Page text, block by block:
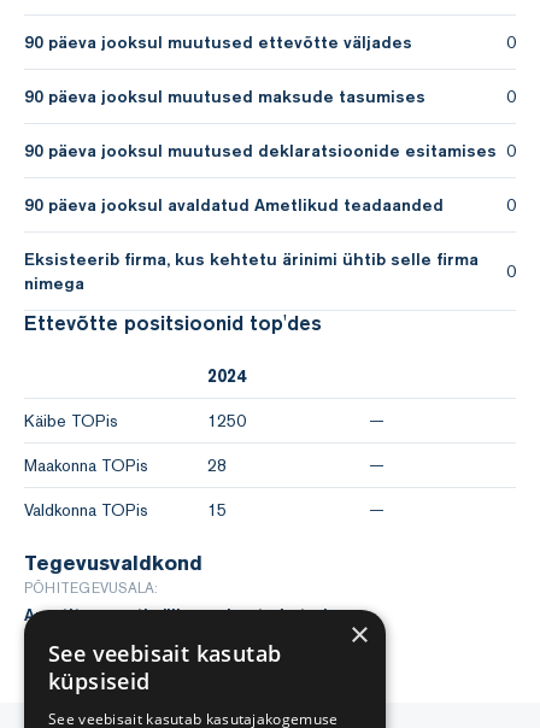
90 päeva jooksul muutused ettevõtte väljades 0
90 päeva jooksul muutused maksude tasumises 0
90 päeva jooksul muutused deklaratsioonide esitamises 0
90 päeva jooksul avaldatud Ametlikud teadaanded 0
Eksisteerib firma, kus kehtetu ärinimi ühtib selle firma
nimega
0
Ettevõtte positsioonid top'des
2024
Käibe TOPis 1250 —
Maakonna TOPis 28 —
Valdkonna TOPis 15 —
Tegevusvaldkond
PÕHITEGEVUSALA:
Arvutite, arvuti välisseadmete ja tarkvara
(46501) ×
See veebisait kasutab
küpsiseid
See veebisait kasutab kasutajakogemuse